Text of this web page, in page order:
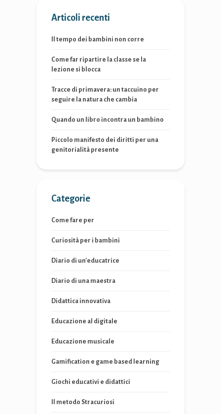
Articoli recenti
Il tempo dei bambini non corre
Come far ripartire la classe se la
lezione si blocca
Tracce di primavera: un taccuino per
seguire la natura che cambia
Quando un libro incontra un bambino
Piccolo manifesto dei diritti per una
genitorialità presente
Categorie
Come fare per
Curiosità per i bambini
Diario di un'educatrice
Diario di una maestra
Didattica innovativa
Educazione al digitale
Educazione musicale
Gamification e game based learning
Giochi educativi e didattici
Il metodo Stracuriosi